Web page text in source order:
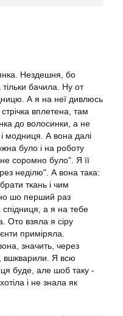
Нездешня, бо
бачила. Ну от
А я на неї дивлюсь
вплетена, там
до волосинки, а не
модниця. А вона далі
було і на роботу
соромно було". Я її
неділю". А вона така:
ткань і чим
шо перший раз
а я на тебе
Ото взяла я сіру
приміряла.
значить, через
вшкварили. Я всю
буде, але шоб таку -
і не знала як